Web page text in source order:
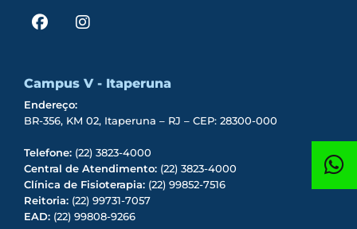
Campus V - Itaperuna
Endereço:
BR-356, KM 02, Itaperuna – RJ – CEP: 28300-000
Telefone: (22) 3823-4000
Central de Atendimento: (22) 3823-4000
Clínica de Fisioterapia: (22) 99852-7516
Reitoria: (22) 99731-7057
EAD: (22) 99808-9266